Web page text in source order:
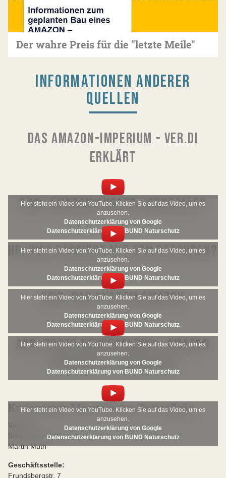
Der wahre Preis für die "letzte Meile"
INFORMATIONEN ANDERER
QUELLEN
DAS AMAZON-IMPERIUM - VER.DI
ERKLÄRT
Hier steht ein Video von YouTube. Klicken Sie auf das Video, um es
anzusehen.
Datenschutzerklärung von Google
Datenschutzerklärung von BUND Naturschutz
SWR: AMAZON AUSSER KONTROLLE?
Hier steht ein Video von YouTube. Klicken Sie auf das Video, um es
anzusehen.
Datenschutzerklärung von Google
Datenschutzerklärung von BUND Naturschutz
HR: WAS PASSIERT MIT DEN RETOUREN?
Hier steht ein Video von YouTube. Klicken Sie auf das Video, um es
anzusehen.
Datenschutzerklärung von Google
Datenschutzerklärung von BUND Naturschutz
SWR: DAS SYSTEM AMAZON
Hier steht ein Video von YouTube. Klicken Sie auf das Video, um es
anzusehen.
Datenschutzerklärung von Google
Datenschutzerklärung von BUND Naturschutz
ARD: TROTZ NEUREGELUNG - AMAZON
VERNICHTET NEUWAREN
Hier steht ein Video von YouTube. Klicken Sie auf das Video, um es
anzusehen.
Datenschutzerklärung von Google
Datenschutzerklärung von BUND Naturschutz
Kreisgruppe Memmingen-Unterallgäu
Vorsitz:
Silke Lotterbach
Martin Muth
Geschäftsstelle:
Frundsbergstr. 7